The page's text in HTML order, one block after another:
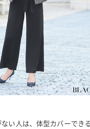
い人は、体型カバーでき